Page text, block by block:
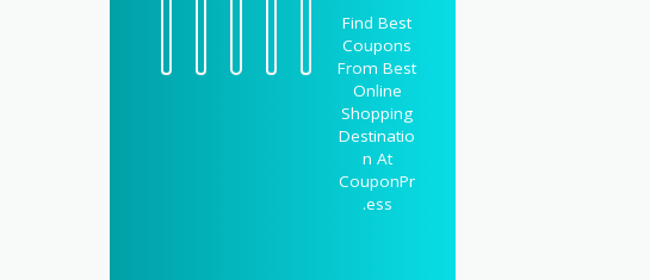
Find Best
Coupons
From Best
Online
Shopping
Destinatio
n At
CouponPr
ess.